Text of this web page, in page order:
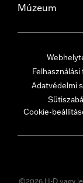
Múzeum
Adatvédelmi
Cookie-
©2026 H-D vagy